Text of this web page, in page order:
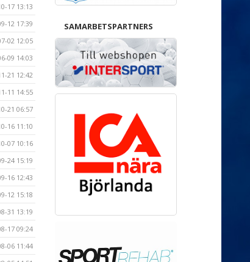
17 13:13
12 17:39
02 12:05
09 14:03
21 12:42
11 14:55
21 06:57
16 11:10
07 10:16
24 15:19
16 12:43
12 15:18
31 13:19
17 09:24
06 11:44
SAMARBETSPARTNERS